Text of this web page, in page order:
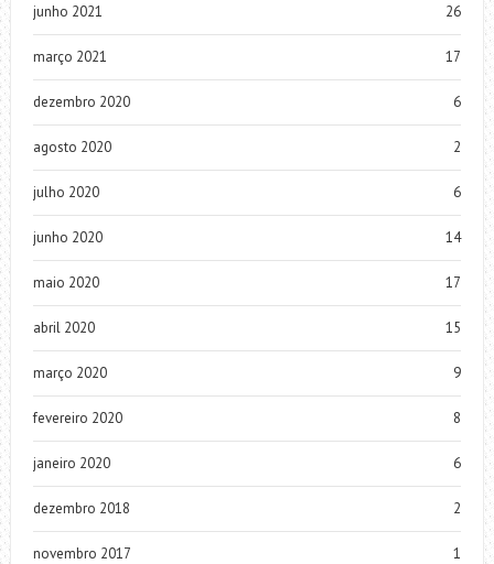
junho 2021 26
março 2021 17
dezembro 2020 6
agosto 2020 2
julho 2020 6
junho 2020 14
maio 2020 17
abril 2020 15
março 2020 9
fevereiro 2020 8
janeiro 2020 6
dezembro 2018 2
novembro 2017 1